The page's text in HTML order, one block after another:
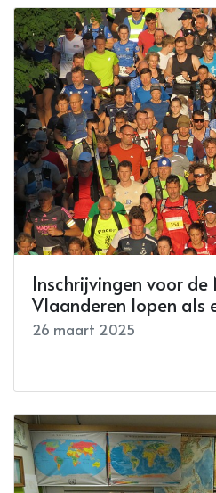
Inschrijvingen voor de
Vlaanderen lopen als
26 maart 2025